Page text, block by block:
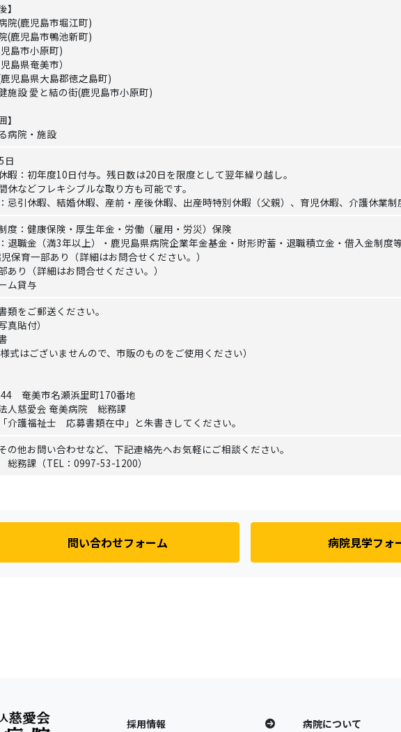
】
院(鹿児島市堀江町)
(鹿児島市鴨池新町)
島市小原町)
島県奄美市）
児島県大島郡徳之島町)
施設 愛と結の街(鹿児島市小原町)
】
病院・施設
日
暇：初年度10日付与。残日数は20日を限度として翌年繰り越し。
休などフレキシブルな取り方も可能です。
忌引休暇、結婚休暇、産前・産後休暇、出産時特別休暇（父親）、育児休暇、介護休業制
度：健康保険・厚生年金・労働（雇用・労災）保険
退職金（満3年以上）・鹿児島県病院企業年金基金・財形貯蓄・退職積立金・借入金制度
保育一部あり（詳細はお問合せください。）
あり（詳細はお問合せください。）
ム貸与
類をご郵送ください。
真貼付）
式はございませんので、市販のものをご使用ください）
奄美市名瀬浜里町170番地
人慈愛会 奄美病院 総務課
護福祉士 応募書類在中」と朱書きしてください。
の他お問い合わせなど、下記連絡先へお気軽にご相談ください。
務課（TEL：0997-53-1200）
問い合わせフォーム 病院見学フォ
採用情報
病院について